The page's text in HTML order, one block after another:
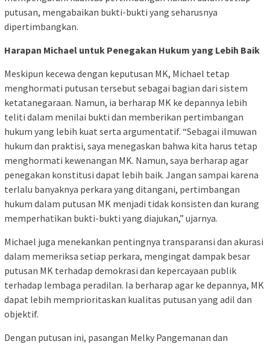
putusan, mengabaikan bukti-bukti yang seharusnya
dipertimbangkan.
Harapan Michael untuk Penegakan Hukum yang Lebih Baik
Meskipun kecewa dengan keputusan MK, Michael tetap
menghormati putusan tersebut sebagai bagian dari sistem
ketatanegaraan. Namun, ia berharap MK ke depannya lebih
teliti dalam menilai bukti dan memberikan pertimbangan
hukum yang lebih kuat serta argumentatif. “Sebagai ilmuwan
hukum dan praktisi, saya menegaskan bahwa kita harus tetap
menghormati kewenangan MK. Namun, saya berharap agar
penegakan konstitusi dapat lebih baik. Jangan sampai karena
terlalu banyaknya perkara yang ditangani, pertimbangan
hukum dalam putusan MK menjadi tidak konsisten dan kurang
memperhatikan bukti-bukti yang diajukan,” ujarnya.
Michael juga menekankan pentingnya transparansi dan akurasi
dalam memeriksa setiap perkara, mengingat dampak besar
putusan MK terhadap demokrasi dan kepercayaan publik
terhadap lembaga peradilan. Ia berharap agar ke depannya, MK
dapat lebih memprioritaskan kualitas putusan yang adil dan
objektif.
Dengan putusan ini, pasangan Melky Pangemanan dan